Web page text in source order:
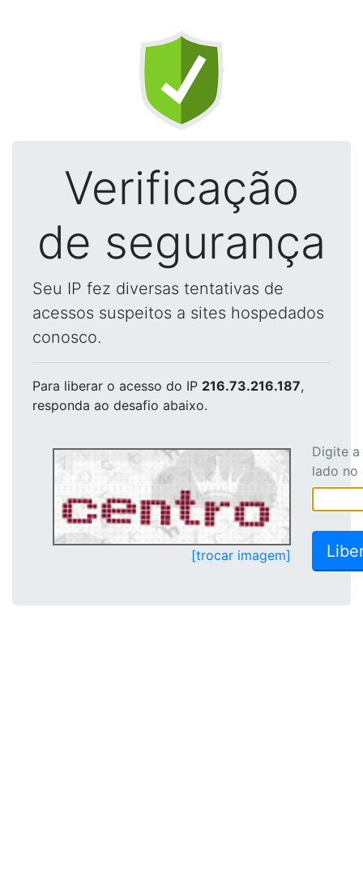
Verificação
de segurança
Seu IP fez diversas tentativas de
acessos suspeitos a sites hospedados
conosco.
Para liberar o acesso do IP 216.73.216.187,
responda ao desafio abaixo.
[trocar imagem]
Digite
lado no